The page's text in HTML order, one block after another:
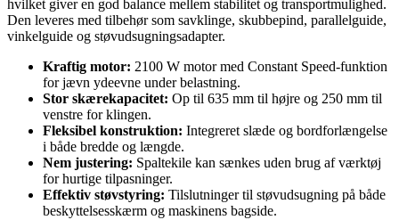
hvilket giver en god balance mellem stabilitet og transportmulighed.
Den leveres med tilbehør som savklinge, skubbepind, parallelguide,
vinkelguide og støvudsugningsadapter.
Kraftig motor: 2100 W motor med Constant Speed-funktion
for jævn ydeevne under belastning.
Stor skærekapacitet: Op til 635 mm til højre og 250 mm til
venstre for klingen.
Fleksibel konstruktion: Integreret slæde og bordforlængelse
i både bredde og længde.
Nem justering: Spaltekile kan sænkes uden brug af værktøj
for hurtige tilpasninger.
Effektiv støvstyring: Tilslutninger til støvudsugning på både
beskyttelsesskærm og maskinens bagside.